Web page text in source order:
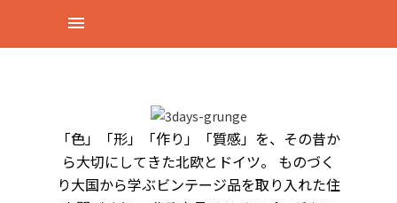
「色」「形」「作り」「質感」を、その昔か
ら大切にしてきた北欧とドイツ。 ものづく
り大国から学ぶビンテージ品を取り入れた住